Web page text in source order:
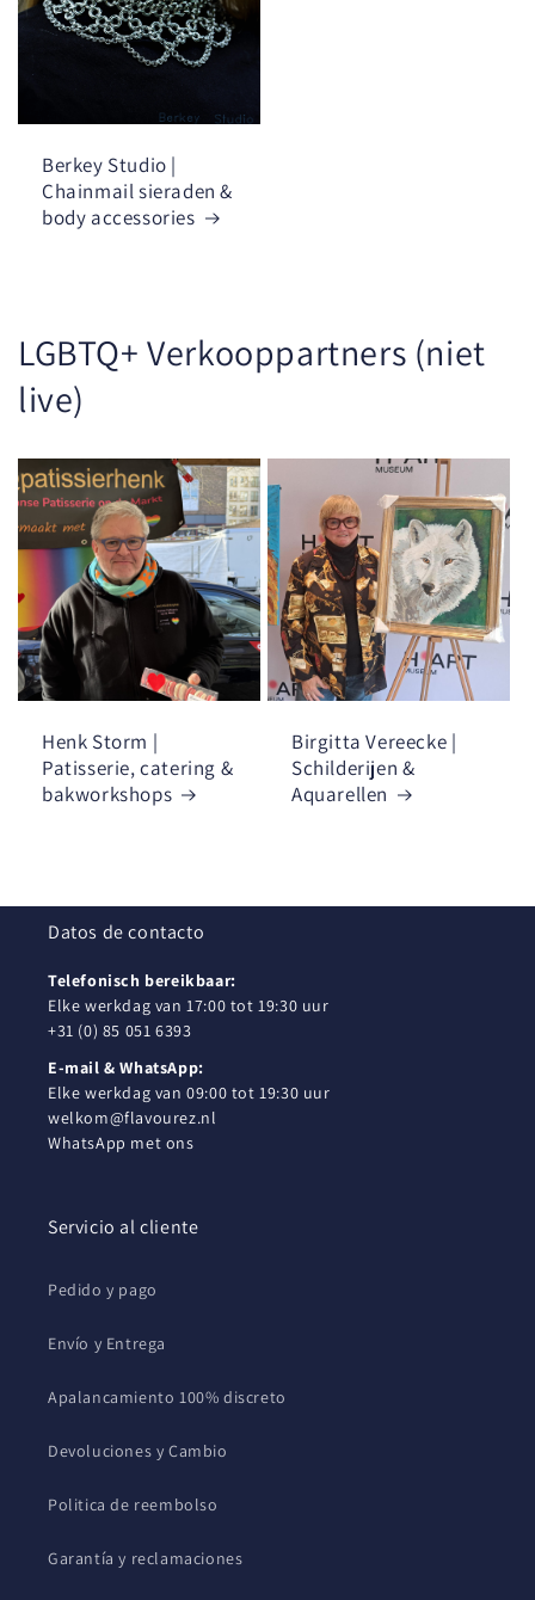
Berkey Studio |
Chainmail sieraden &
body accessories
LGBTQ+ Verkooppartners (niet
live)
Henk Storm |
Patisserie, catering &
bakworkshops
Birgitta Vereecke |
Schilderijen &
Aquarellen
Datos de contacto
Telefonisch bereikbaar:
Elke werkdag van 17:00 tot 19:30 uur
+31 (0) 85 051 6393
E-mail & WhatsApp:
Elke werkdag van 09:00 tot 19:30 uur
welkom@flavourez.nl
WhatsApp met ons
Servicio al cliente
Pedido y pago
Envío y Entrega
Apalancamiento 100% discreto
Devoluciones y Cambio
Politica de reembolso
Garantía y reclamaciones